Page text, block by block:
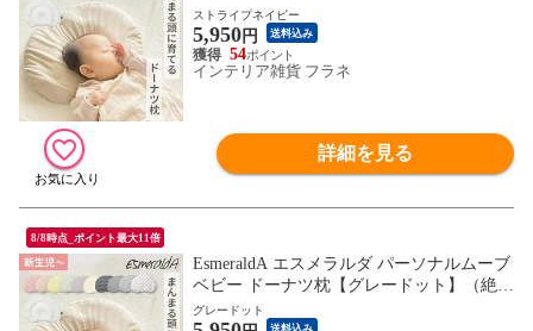
（絶壁防止 向き癖防止 高さ調節 寝汗 通気
性抜群 日本製 綿100% ベビー枕）【送料無
料】
ストライプネイビー
5,950円 送料込み
54
インテリア雑貨 フラネ
詳細を見る
8/8時点_ポイント最大11倍
EsmeraldA エスメラルダ パーソナルムーブ
ベビー ドーナツ枕【グレードット】（絶壁
防止 向き癖防止 高さ調節 寝汗 通気性抜群
グレードット